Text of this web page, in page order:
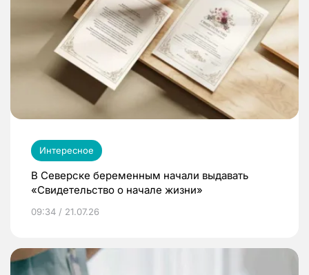
Интересное
В Северске беременным начали выдавать
«Свидетельство о начале жизни»
09:34 / 21.07.26